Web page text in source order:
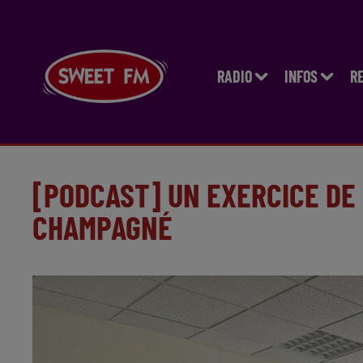
RADIO INFOS
[PODCAST] UN EXERCICE
CHAMPAGNÉ